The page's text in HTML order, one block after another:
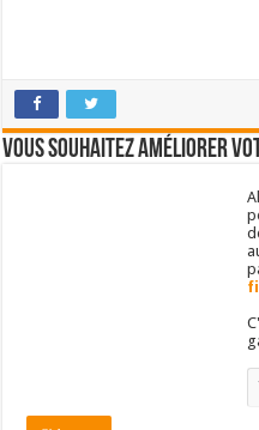
Vous souhaitez améliorer